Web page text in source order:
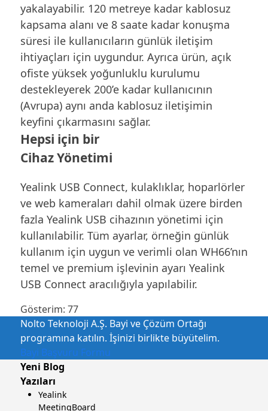
yakalayabilir. 120 metreye kadar kablosuz
kapsama alanı ve 8 saate kadar konuşma
süresi ile kullanıcıların günlük iletişim
ihtiyaçları için uygundur. Ayrıca ürün, açık
ofiste yüksek yoğunluklu kurulumu
destekleyerek 200’e kadar kullanıcının
(Avrupa) aynı anda kablosuz iletişimin
keyfini çıkarmasını sağlar.
Hepsi için bir
Cihaz Yönetimi
Yealink USB Connect, kulaklıklar, hoparlörler
ve web kameraları dahil olmak üzere birden
fazla Yealink USB cihazının yönetimi için
kullanılabilir. Tüm ayarlar, örneğin günlük
kullanım için uygun ve verimli olan WH66’nın
temel ve premium işlevinin ayarı Yealink
USB Connect aracılığıyla yapılabilir.
Gösterim: 77
Nolto Teknoloji A.Ş. Bayi ve Çözüm Ortağı
programına katılın. İşinizi birlikte büyütelim.
Bayi Başvuru Formu
Yeni Blog
Yazıları
Yealink
MeetingBoard